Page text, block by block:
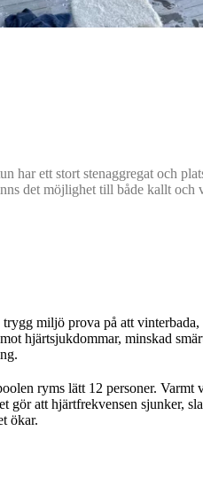
har ett stort stenaggregat och
det möjlighet till både kallt och
miljö prova på att vinterbada,
hjärtsjukdommar, minskad
ryms lätt 12 personer. Varmt
gör att hjärtfrekvensen sjunker,
ökar.